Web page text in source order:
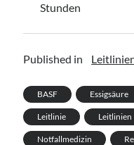
Stunden
Published in
BASF Essigsäure
Leitlinie Leitlinien
Notfallmedizin